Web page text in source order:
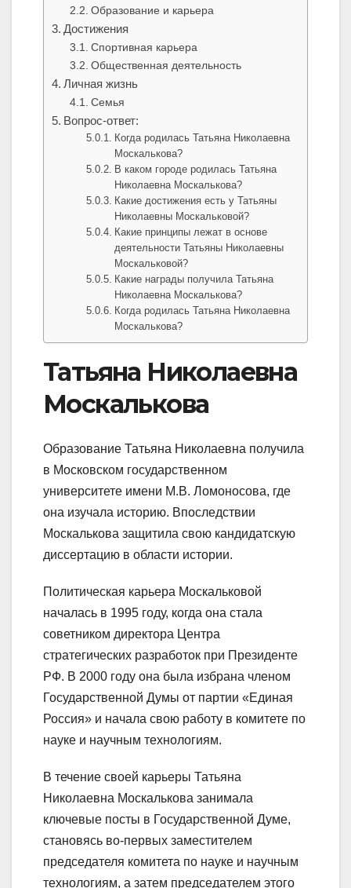
Образование и карьера
Достижения
Спортивная карьера
Общественная деятельность
Личная жизнь
Семья
Вопрос-ответ:
Когда родилась Татьяна Николаевна
Москалькова?
В каком городе родилась Татьяна
Николаевна Москалькова?
Какие достижения есть у Татьяны
Николаевны Москальковой?
Какие принципы лежат в основе
деятельности Татьяны Николаевны
Москальковой?
Какие награды получила Татьяна
Николаевна Москалькова?
Когда родилась Татьяна Николаевна
Москалькова?
Татьяна Николаевна
Москалькова
Образование Татьяна Николаевна получила
в Московском государственном
университете имени М.В. Ломоносова, где
она изучала историю. Впоследствии
Москалькова защитила свою кандидатскую
диссертацию в области истории.
Политическая карьера Москальковой
началась в 1995 году, когда она стала
советником директора Центра
стратегических разработок при Президенте
РФ. В 2000 году она была избрана членом
Государственной Думы от партии «Единая
Россия» и начала свою работу в комитете по
науке и научным технологиям.
В течение своей карьеры Татьяна
Николаевна Москалькова занимала
ключевые посты в Государственной Думе,
становясь во-первых заместителем
председателя комитета по науке и научным
технологиям, а затем председателем этого